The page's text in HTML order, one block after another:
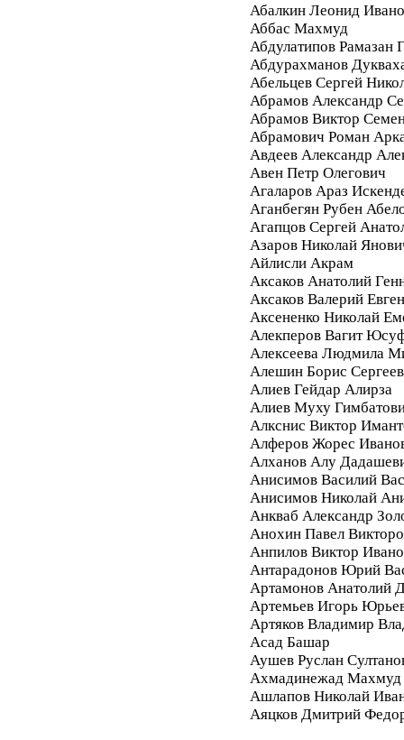
Абалкин Леонид
Аббас Махмуд
Абдулатипов Рамазан
Абдурахманов
Абельцев Сергей
Абрамов Александр
Абрамов Виктор
Абрамович Роман
Авдеев Александр
Авен Петр Олегович
Агаларов Араз
Аганбегян Рубен
Агапцов Сергей
Азаров Николай
Айлисли Акрам
Аксаков Анатолий
Аксаков Валерий
Аксененко Николай
Алекперов Вагит
Алексеева Людмила
Алешин Борис
Алиев Гейдар Алирза
Алиев Муху
Алкснис Виктор
Алферов Жорес
Алханов Алу
Анисимов Василий
Анисимов Николай
Анкваб Александр
Анохин Павел
Анпилов Виктор
Антарадонов Юрий
Артамонов Анатолий
Артемьев Игорь
Артяков Владимир
Асад Башар
Аушев Руслан
Ахмадинежад Махмуд
Ашлапов Николай
Аяцков Дмитрий